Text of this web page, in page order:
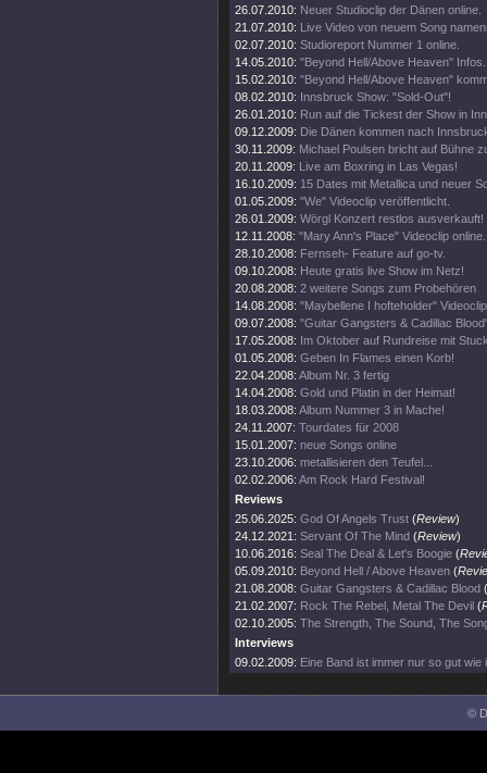
26.07.2010: Neuer Studioclip der Dänen online.
21.07.2010: Live Video von neuem Song
02.07.2010: Studioreport Nummer 1 online.
14.05.2010: "Beyond Hell/Above Heaven"
15.02.2010: "Beyond Hell/Above Heaven"
08.02.2010: Innsbruck Show: "Sold-Out"!
26.01.2010: Run auf die Tickest der Show in
09.12.2009: Die Dänen kommen nach
30.11.2009: Michael Poulsen bricht auf Bühne
20.11.2009: Live am Boxring in Las Vegas!
16.10.2009: 15 Dates mit Metallica und neuer
01.05.2009: "We" Videoclip veröffentlicht.
26.01.2009: Wörgl Konzert restlos ausverkauft!
12.11.2008: "Mary Ann's Place" Videoclip online.
28.10.2008: Fernseh- Feature auf go-tv.
09.10.2008: Heute gratis live Show im Netz!
20.08.2008: 2 weitere Songs zum Probehören
14.08.2008: "Maybellene I hofteholder"
09.07.2008: "Guitar Gangsters & Cadillac
17.05.2008: Im Oktober auf Rundreise mit
01.05.2008: Geben In Flames einen Korb!
22.04.2008: Album Nr. 3 fertig
14.04.2008: Gold und Platin in der Heimat!
18.03.2008: Album Nummer 3 in Mache!
24.11.2007: Tourdates für 2008
15.01.2007: neue Songs online
23.10.2006: metallisieren den Teufel...
02.02.2006: Am Rock Hard Festival!
Reviews
25.06.2025: God Of Angels Trust (Review)
24.12.2021: Servant Of The Mind (Review)
10.06.2016: Seal The Deal & Let's Boogie (
05.09.2010: Beyond Hell / Above Heaven (
21.08.2008: Guitar Gangsters & Cadillac Blood (
21.02.2007: Rock The Rebel, Metal The Devil (
02.10.2005: The Strength, The Sound, The
Interviews
09.02.2009: Eine Band ist immer nur so gut wie
©